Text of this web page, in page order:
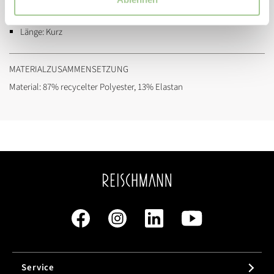
Passform:Regular Fit
Länge:Kurz
MATERIALZUSAMMENSETZUNG
Material: 87% recycelter Polyester, 13% Elastan
Service